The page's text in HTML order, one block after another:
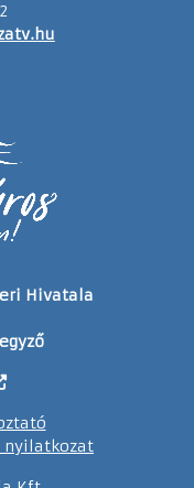
Hivatala
nyilatkozat